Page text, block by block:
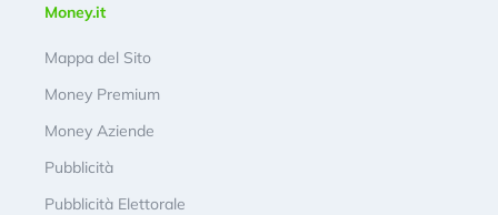
Money.it
Mappa del Sito
Money Premium
Money Aziende
Pubblicità
Pubblicità Elettorale